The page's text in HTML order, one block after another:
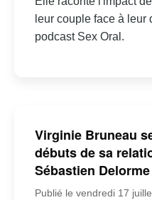
leur couple face à leur
podcast Sex Oral.
Virginie Bruneau
débuts de sa
Sébastien Delorme
Publié le vendredi 17